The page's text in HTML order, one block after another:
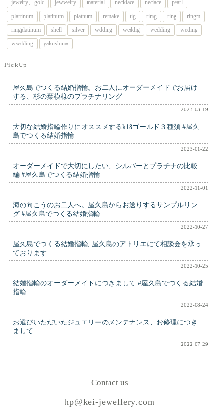
jewelry、gold
jewwelry material necklace neclace
pearl
plartinum
platinum platnum remake rig rimg ring
ringm
ringplatinum
shell silver wdding weddig wedding
weding
wwdding
yakushima
PickUp
屋久島でつくる結婚指輪。お二人にオーダーメイドでお届け
する、杉の葉模様のプラチナリング
2023-03-19
大切な結婚指輪作りにオススメするk18ゴールド３種類 #屋久
島でつくる結婚指輪
2023-01-22
オーダーメイドで大切にしたい、シルバーとプラチナの比較
編 #屋久島でつくる結婚指輪
2022-11-01
海の向こうのお二人へ。屋久島からお送りするサンプルリン
グ #屋久島でつくる結婚指輪
2022-10-27
屋久島でつくる結婚指輪, 屋久島のアトリエにて相談会を承っ
ております
2022-10-25
結婚指輪のオーダーメイドにつきまして #屋久島でつくる結婚
指輪
2022-08-24
お選びいただいたジュエリーのメンテナンス、お修理につき
まして
2022-07-29
Contact us
hp@kei-jewellery.com